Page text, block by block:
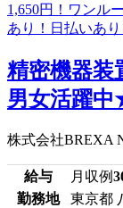
精密機器装
男女活躍
株式会社BREXA
給与 月収例
勤務地
東京都